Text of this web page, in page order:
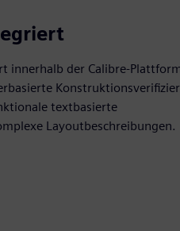
innerhalb der Calibre-
textbasierte
Layoutbeschreibungen.